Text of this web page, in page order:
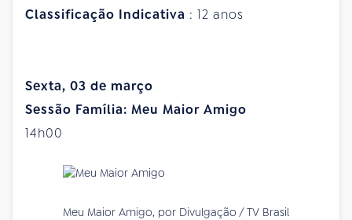
Classificação Indicativa : 12 anos
Sexta, 03 de março
Sessão Família: Meu Maior Amigo
14h00
Meu Maior Amigo, por Divulgação / TV Brasil